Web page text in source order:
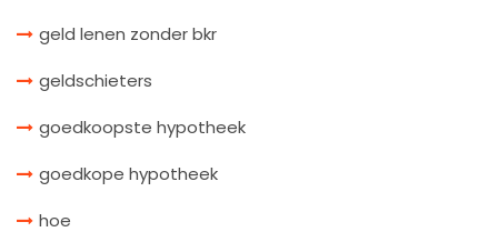
geld lenen zonder bkr
geldschieters
goedkoopste hypotheek
goedkope hypotheek
hoe